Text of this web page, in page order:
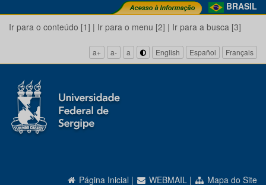
BRASIL
Ir para o conteúdo [1] | Ir para o menu [2] | Ir para a busca [3]
a+ a- a English Español Français
Página Inicial | WEBMAIL | Mapa do Site